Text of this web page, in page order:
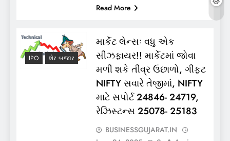
Read More
IPO શેર બજાર
માર્કેટ લેન્સઃ વધુ એક
સીઝફાયર!! માર્કેટમાં જોવા
મળી શકે તીવ્ર ઉછાળો, ગીફ્ટ
NIFTY સવારે તેજીમાં, NIFTY
માટે સપોર્ટ 24846- 24719,
રેઝિસ્ટન્સ 25078- 25183
BUSINESSGUJARAT.IN